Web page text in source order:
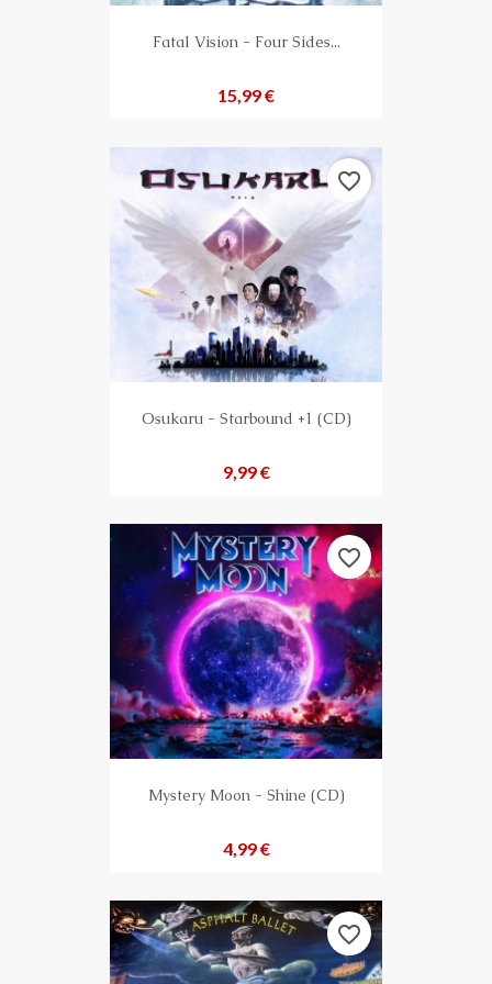
Fatal Vision - Four Sides...
Preis
15,99 €
Osukaru - Starbound +1 (CD)
Preis
9,99 €
favorite_border
Mystery Moon - Shine (CD)
Preis
4,99 €
favorite_border
favorite_border